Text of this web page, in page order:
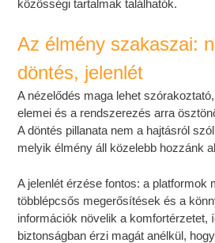
közösségi tartalmak találhatók.
Az élmény szakaszai:
döntés, jelenlét
A nézelődés maga lehet
elemei és a rendszerezés arra
A döntés pillanata nem a hajtásról
melyik élmény áll közelebb hozzánk
A jelenlét érzése fontos: a platformok
többlépcsős megerősítések és a
információk növelik a komfortérzetet,
biztonságban érzi magát anélkül,